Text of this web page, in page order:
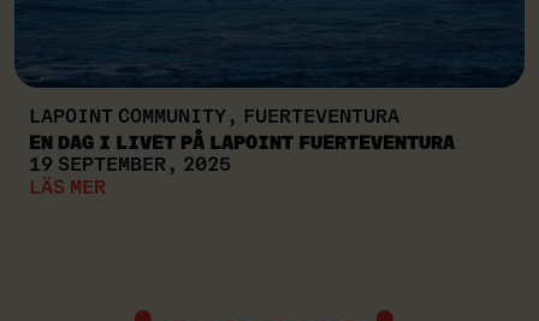
LAPOINT COMMUNITY, FUERTEVENTURA
EN DAG I LIVET PÅ LAPOINT FUERTEVENTURA
19 SEPTEMBER, 2025
LÄS MER